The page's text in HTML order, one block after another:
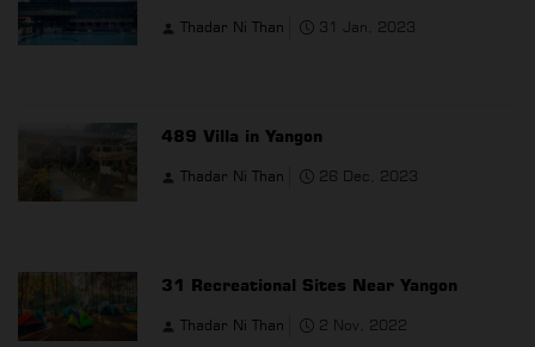
Thadar Ni Than 31 Jan, 2023
489 Villa in Yangon
Thadar Ni Than 26 Dec, 2023
31 Recreational Sites Near Yangon
Thadar Ni Than 2 Nov, 2022